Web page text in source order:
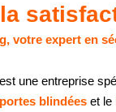
votre expert en
une entreprise
blindées et le